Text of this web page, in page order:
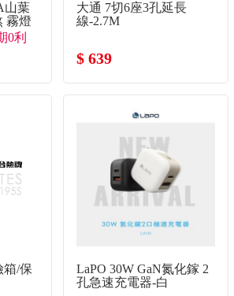
山葉
霧燈
0利
大通 7切6座3孔延長
線-2.7M
$ 639
箱/保
LaPO 30W GaN氮化鎵 2
孔急速充電器-白